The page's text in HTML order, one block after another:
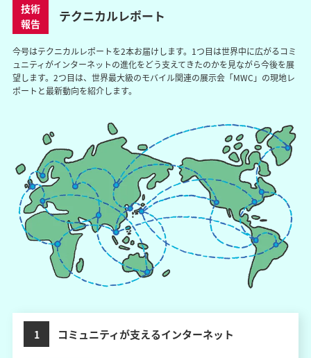
技術
報告
テクニカルレポート
今号はテクニカルレポートを2本お届けします。1つ目は世界中に広がるコミ
ュニティがインターネットの進化をどう支えてきたのかを見ながら今後を展
望します。2つ目は、世界最大級のモバイル関連の展示会「MWC」の現地レ
ポートと最新動向を紹介します。
1 コミュニティが支えるインターネット